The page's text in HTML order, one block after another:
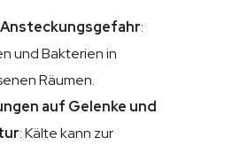
:
und Bakterien in
Räumen.
auf Gelenke und
: Kälte kann zur